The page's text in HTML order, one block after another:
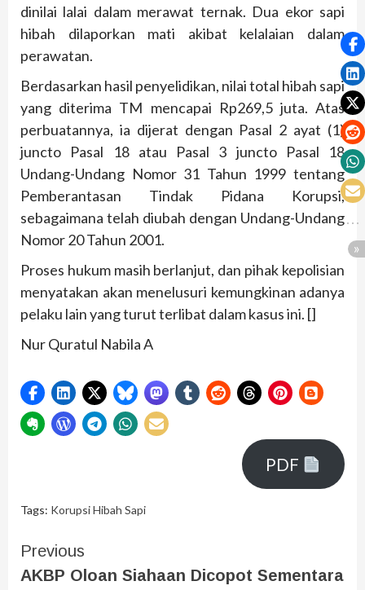
dinilai lalai dalam merawat ternak. Dua ekor sapi
hibah dilaporkan mati akibat kelalaian dalam
perawatan.
Berdasarkan hasil penyelidikan, nilai total hibah sapi
yang diterima TM mencapai Rp269,5 juta. Atas
perbuatannya, ia dijerat dengan Pasal 2 ayat (1)
juncto Pasal 18 atau Pasal 3 juncto Pasal 18
Undang-Undang Nomor 31 Tahun 1999 tentang
Pemberantasan Tindak Pidana Korupsi,
sebagaimana telah diubah dengan Undang-Undang
Nomor 20 Tahun 2001.
Proses hukum masih berlanjut, dan pihak kepolisian
menyatakan akan menelusuri kemungkinan adanya
pelaku lain yang turut terlibat dalam kasus ini. []
Nur Quratul Nabila A
PDF
Tags: Korupsi Hibah Sapi
Previous
AKBP Oloan Siahaan Dicopot Sementara